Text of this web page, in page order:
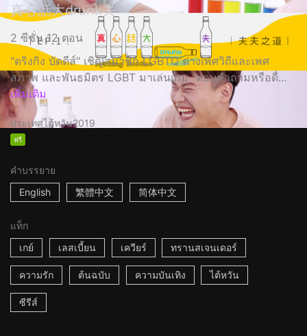
真心話大drunk夫
2 ซีซั่น 12 ตอน
"ดริงกิง บัดดีส์" เชิญสมาชิก LGBTQ ต่างเพศวิถีและเพศ
สภาพ และพันธมิตร LGBT มาเล่นเกม "ตอบคำถามหรือดื่...
เพิ่มเติม
ประเทศไต้หวัน2019
ฟรี
คำบรรยาย
English
繁體中文 简体中文
แท็ก
เกย์
เลสเบี้ยน เควียร์ ทรานสเจนเดอร์
ความรัก ต้นฉบับ ความบันเทิง ไต้หวัน
ซีรีส์